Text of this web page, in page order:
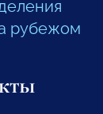
рубежом